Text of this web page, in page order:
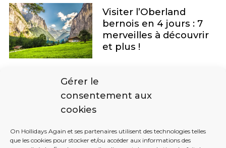
Gérer le
consentement aux
cookies
On Hollidays Again et ses partenaires utilisent des technologies telles
que les cookies pour stocker et/ou accéder aux informations des
Visiter l’Oberland
bernois en 4 jours : 7
merveilles à découvrir
et plus !
g